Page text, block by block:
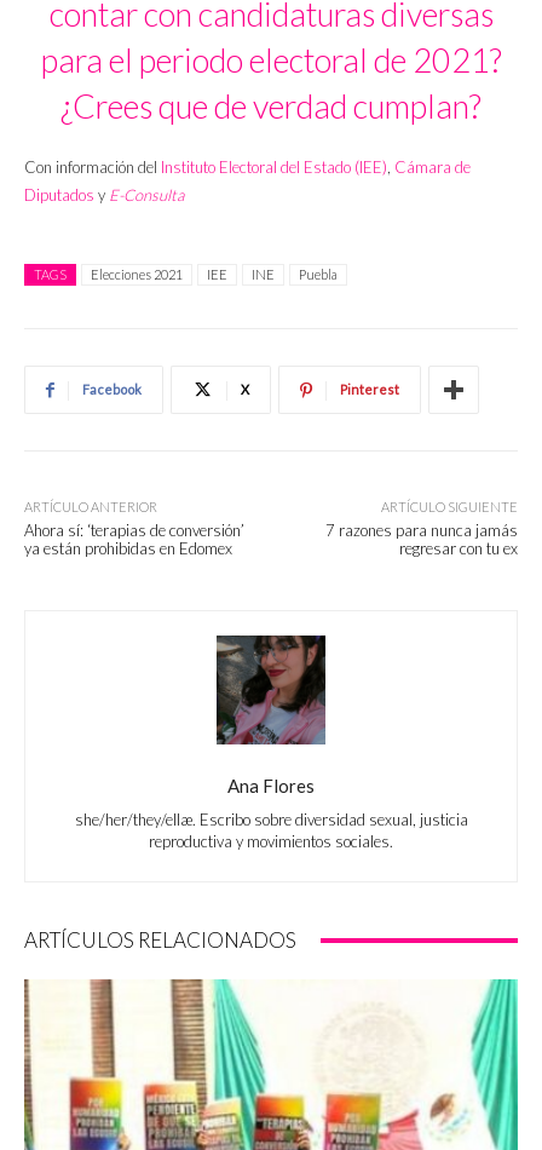
contar con candidaturas diversas
para el periodo electoral de 2021?
¿Crees que de verdad cumplan?
Con información del Instituto Electoral del Estado (IEE), Cámara de
Diputados y E-Consulta
TAGS Elecciones 2021 IEE INE Puebla
Facebook X Pinterest
ARTÍCULO ANTERIOR
Ahora sí: ‘terapias de conversión’
ya están prohibidas en Edomex
ARTÍCULO SIGUIENTE
7 razones para nunca jamás
regresar con tu ex
Ana Flores
she/her/they/ellæ. Escribo sobre diversidad sexual, justicia
reproductiva y movimientos sociales.
ARTÍCULOS RELACIONADOS